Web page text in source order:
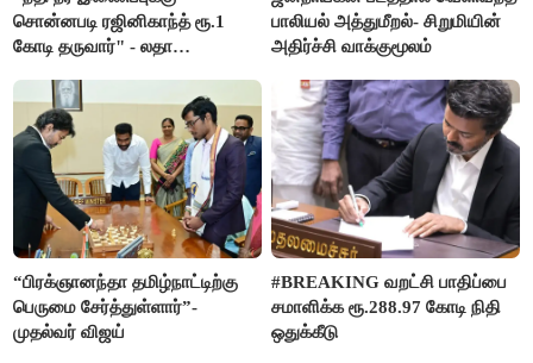
சொன்னபடி ரஜினிகாந்த் ரூ.1
கோடி தருவார்" - லதா
பாலியல் அத்துமீறல்- சிறுமியின்
அதிர்ச்சி வாக்குமூலம்
“பிரக்ஞானந்தா தமிழ்நாட்டிற்கு
பெருமை சேர்த்துள்ளார்”-
முதல்வர் விஜய்
#BREAKING வறட்சி பாதிப்பை
சமாளிக்க ரூ.288.97 கோடி நிதி
ஒதுக்கீடு